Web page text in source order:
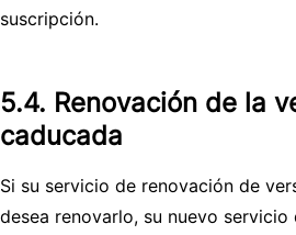
suscripción.
5.4. Renovación de la
caducada
Si su servicio de renovación de
desea renovarlo, su nuevo